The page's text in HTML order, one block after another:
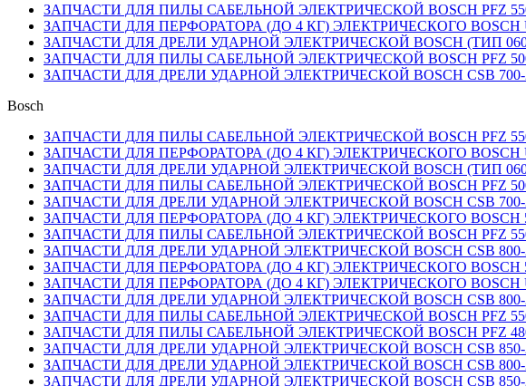
ЗАПЧАСТИ ДЛЯ ПИЛЫ САБЕЛЬНОЙ ЭЛЕКТРИЧЕСКОЙ BOSCH PFZ 550
ЗАПЧАСТИ ДЛЯ ПЕРФОРАТОРА (ДО 4 КГ) ЭЛЕКТРИЧЕСКОГО BOSCH
ЗАПЧАСТИ ДЛЯ ДРЕЛИ УДАРНОЙ ЭЛЕКТРИЧЕСКОЙ BOSCH (ТИП
ЗАПЧАСТИ ДЛЯ ПИЛЫ САБЕЛЬНОЙ ЭЛЕКТРИЧЕСКОЙ BOSCH PFZ 500
ЗАПЧАСТИ ДЛЯ ДРЕЛИ УДАРНОЙ ЭЛЕКТРИЧЕСКОЙ BOSCH CSB 700-2
Bosch
ЗАПЧАСТИ ДЛЯ ПИЛЫ САБЕЛЬНОЙ ЭЛЕКТРИЧЕСКОЙ BOSCH PFZ 550
ЗАПЧАСТИ ДЛЯ ПЕРФОРАТОРА (ДО 4 КГ) ЭЛЕКТРИЧЕСКОГО BOSCH
ЗАПЧАСТИ ДЛЯ ДРЕЛИ УДАРНОЙ ЭЛЕКТРИЧЕСКОЙ BOSCH (ТИП
ЗАПЧАСТИ ДЛЯ ПИЛЫ САБЕЛЬНОЙ ЭЛЕКТРИЧЕСКОЙ BOSCH PFZ 500
ЗАПЧАСТИ ДЛЯ ДРЕЛИ УДАРНОЙ ЭЛЕКТРИЧЕСКОЙ BOSCH CSB 700-2
ЗАПЧАСТИ ДЛЯ ПЕРФОРАТОРА (ДО 4 КГ) ЭЛЕКТРИЧЕСКОГО BOSCH
ЗАПЧАСТИ ДЛЯ ПИЛЫ САБЕЛЬНОЙ ЭЛЕКТРИЧЕСКОЙ BOSCH PFZ 550
ЗАПЧАСТИ ДЛЯ ДРЕЛИ УДАРНОЙ ЭЛЕКТРИЧЕСКОЙ BOSCH CSB 800-2
ЗАПЧАСТИ ДЛЯ ПЕРФОРАТОРА (ДО 4 КГ) ЭЛЕКТРИЧЕСКОГО BOSCH
ЗАПЧАСТИ ДЛЯ ПЕРФОРАТОРА (ДО 4 КГ) ЭЛЕКТРИЧЕСКОГО BOSCH
ЗАПЧАСТИ ДЛЯ ДРЕЛИ УДАРНОЙ ЭЛЕКТРИЧЕСКОЙ BOSCH CSB 800-2
ЗАПЧАСТИ ДЛЯ ПИЛЫ САБЕЛЬНОЙ ЭЛЕКТРИЧЕСКОЙ BOSCH PFZ 550
ЗАПЧАСТИ ДЛЯ ПИЛЫ САБЕЛЬНОЙ ЭЛЕКТРИЧЕСКОЙ BOSCH PFZ 480
ЗАПЧАСТИ ДЛЯ ДРЕЛИ УДАРНОЙ ЭЛЕКТРИЧЕСКОЙ BOSCH CSB 850-2
ЗАПЧАСТИ ДЛЯ ДРЕЛИ УДАРНОЙ ЭЛЕКТРИЧЕСКОЙ BOSCH CSB 800-2
ЗАПЧАСТИ ДЛЯ ДРЕЛИ УДАРНОЙ ЭЛЕКТРИЧЕСКОЙ BOSCH CSB 850-2